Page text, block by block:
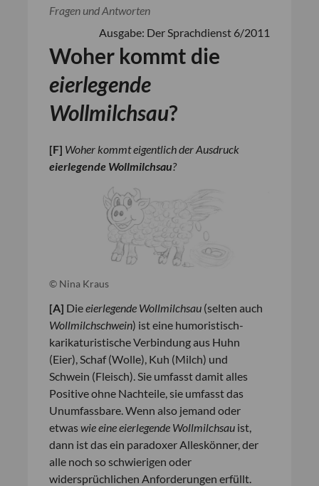
Fragen und Antworten
Ausgabe: Der Sprachdienst 6/2011
Woher kommt die
eierlegende
Wollmilchsau?
[F] Woher kommt eigentlich der Ausdruck
eierlegende Wollmilchsau?
© Nina Kraus
[A] Dieeierlegende Wollmilchsau (selten auch
Wollmilchschwein) ist eine humoristisch-
karikaturistische Verbindung aus Huhn
(Eier), Schaf (Wolle), Kuh (Milch) und
Schwein (Fleisch). Sie umfasst damit alles
Positive ohne Nachteile, sie umfasst das
Unumfassbare. Wenn also jemand oder
etwaswie eine eierlegende Wollmilchsau ist,
dann ist das ein paradoxer Alleskönner, der
alle noch so schwierigen oder
widersprüchlichen Anforderungen erfüllt.